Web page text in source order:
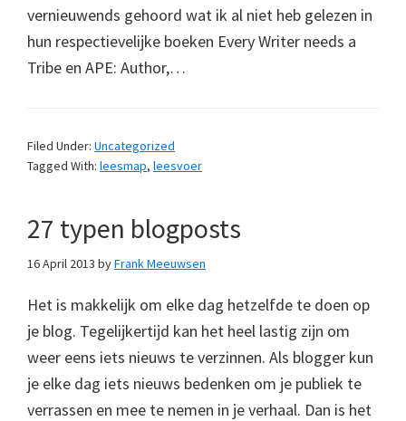
vernieuwends gehoord wat ik al niet heb gelezen in
hun respectievelijke boeken Every Writer needs a
Tribe en APE: Author,…
Filed Under: Uncategorized
Tagged With: leesmap, leesvoer
27 typen blogposts
16 April 2013 byFrank Meeuwsen
Het is makkelijk om elke dag hetzelfde te doen op
je blog. Tegelijkertijd kan het heel lastig zijn om
weer eens iets nieuws te verzinnen. Als blogger kun
je elke dag iets nieuws bedenken om je publiek te
verrassen en mee te nemen in je verhaal. Dan is het